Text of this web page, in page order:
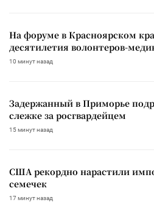
На форуме в Красноярском
десятилетия волонтеров-
10 минут назад
Задержанный в Приморье
слежке за росгвардейцем
15 минут назад
США рекордно нарастили
семечек
17 минут назад